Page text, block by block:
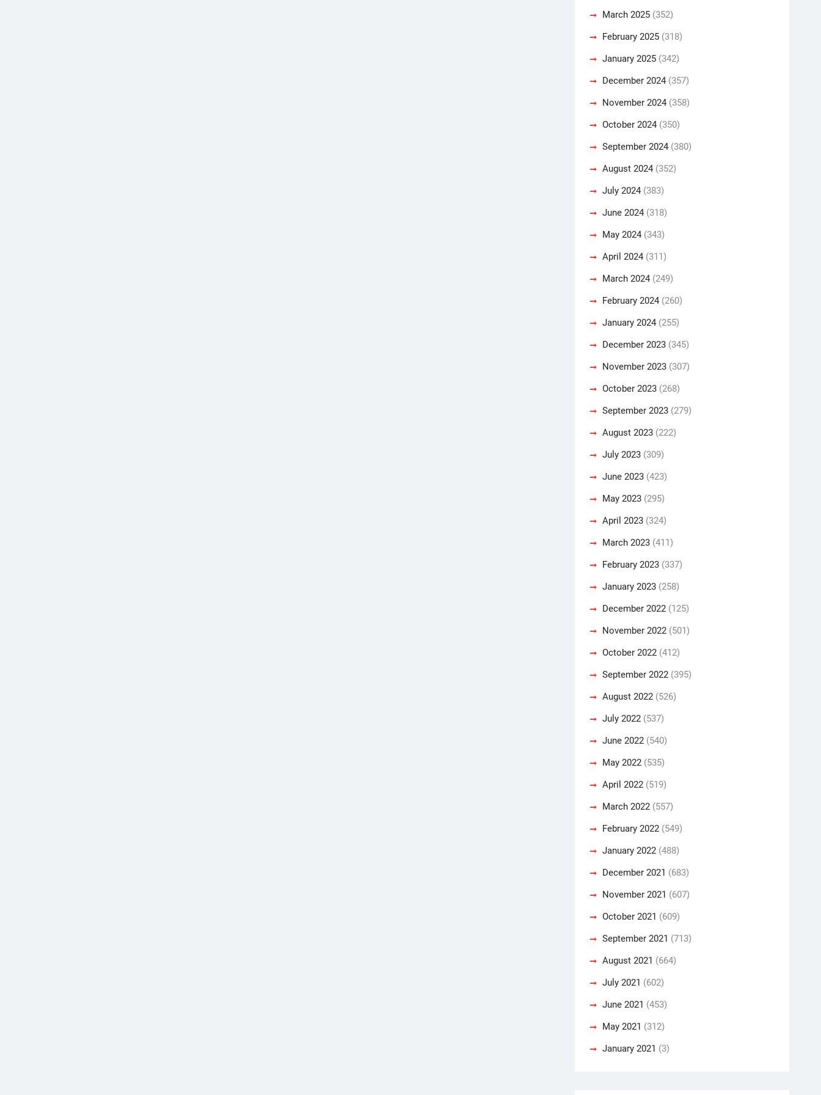
March 2025 (352)
February 2025 (318)
January 2025 (342)
December 2024 (357)
November 2024 (358)
October 2024 (350)
September 2024 (380)
August 2024 (352)
July 2024 (383)
June 2024 (318)
May 2024 (343)
April 2024 (311)
March 2024 (249)
February 2024 (260)
January 2024 (255)
December 2023 (345)
November 2023 (307)
October 2023 (268)
September 2023 (279)
August 2023 (222)
July 2023 (309)
June 2023 (423)
May 2023 (295)
April 2023 (324)
March 2023 (411)
February 2023 (337)
January 2023 (258)
December 2022 (125)
November 2022 (501)
October 2022 (412)
September 2022 (395)
August 2022 (526)
July 2022 (537)
June 2022 (540)
May 2022 (535)
April 2022 (519)
March 2022 (557)
February 2022 (549)
January 2022 (488)
December 2021 (683)
November 2021 (607)
October 2021 (609)
September 2021 (713)
August 2021 (664)
July 2021 (602)
June 2021 (453)
May 2021 (312)
January 2021 (3)